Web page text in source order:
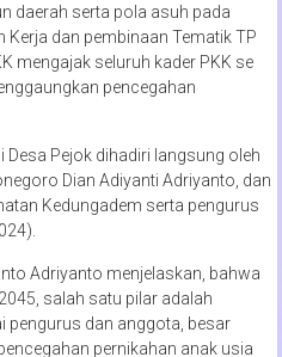
daerah serta pola asuh pada
Kerja dan pembinaan Tematik TP
mengajak seluruh kader PKK se
pencegahan
Pejok dihadiri langsung oleh
Dian Adiyanti Adriyanto, dan
Kedungadem serta pengurus
Adriyanto menjelaskan, bahwa
salah satu pilar adalah
pengurus dan anggota, besar
pernikahan anak usia